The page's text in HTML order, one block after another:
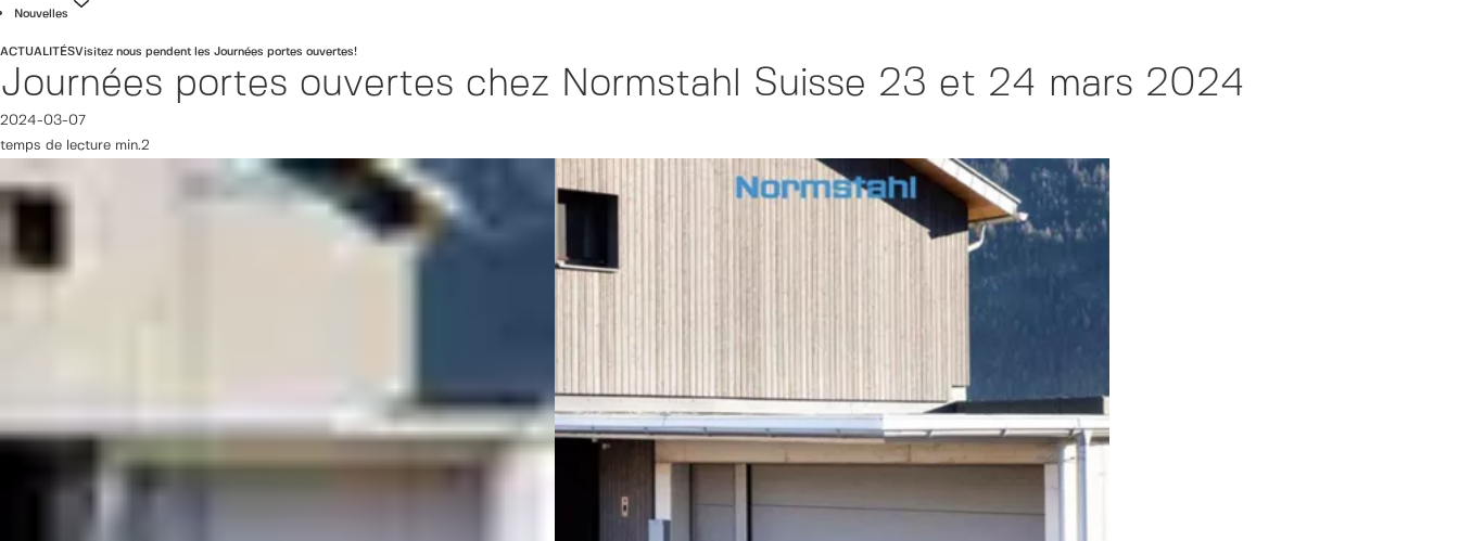
Nouvelles
ACTUALITÉSVisitez nous pendent les Journées portes ouvertes!
Journées portes ouvertes chez Normstahl Suisse 23 et 24 mars 2024
2024-03-07
temps de lecture min.2